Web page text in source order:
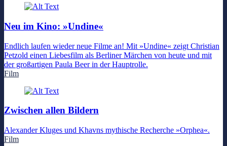
Neu im Kino: »Undine«
Endlich laufen wieder neue Filme an! Mit »Undine« zeigt Christian
Petzold einen Liebesfilm als Berliner Märchen von heute und mit
der großartigen Paula Beer in der Hauptrolle.
Film
Zwischen allen Bildern
Alexander Kluges und Khavns mythische Recherche »Orphea«.
Film